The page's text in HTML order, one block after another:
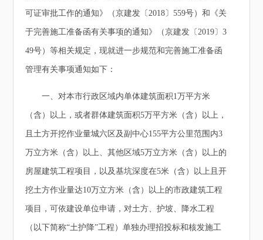
可证审批工作的通知》（京建发〔2018〕559号）和《关
于完善施工准备函有关事项的通知》（京建发〔2019〕3
49号）等相关规定，现就进一步规范和完善施工准备函
管理有关事项通知如下：
一、对本市行政区域内单体建筑面积1万平方米
（含）以上，或者群体建筑面积5万平方米（含）以上，
且土方开挖作业量城六区及副中心155平方公里范围内3
万立方米（含）以上、其他区域5万立方米（含）以上的
房屋建筑工程项目，以及基坑深度在5米（含）以上且开
挖土方作业量达10万立方米（含）以上的市政建筑工程
项目，可依建设单位申请，对土方、护坡、降水工程
（以下简称“土护降”工程）单独办理招投标和核发施工